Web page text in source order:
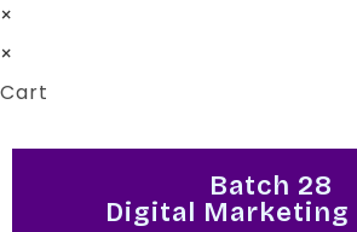
×
×
Cart
Batch 28
Digital Marketing